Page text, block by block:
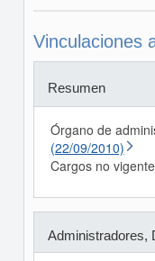
Vinculaciones
Resumen
Órgano de
(22/09/2010)
Cargos no
Administradores,